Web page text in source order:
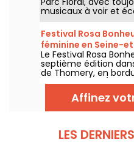
musicaux à voir et
bucolique. Voici le
gratuits à découvrir
septembre 2026 !
Festival Rosa
féminine en Seine-
château
Le Festival Rosa
septième édition
de Thomery, en
Fontainebleau
au 29 août 2026,
entièrement dédiée
et au matrimoine.
Affinez
LES